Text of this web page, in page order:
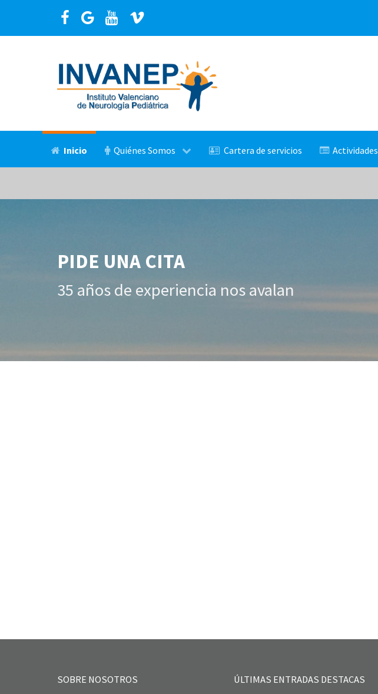
Inicio Quiénes Somos Cartera de servicios Actividades
PIDE UNA CITA
35 años de experiencia nos avalan
SOBRE NOSOTROS ÚLTIMAS ENTRADAS DESTACAS